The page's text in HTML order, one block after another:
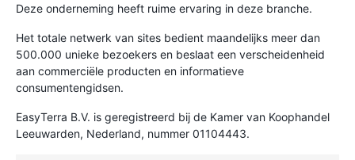
Deze onderneming heeft ruime ervaring in deze branche.
Het totale netwerk van sites bedient maandelijks meer dan
500.000 unieke bezoekers en beslaat een verscheidenheid
aan commerciële producten en informatieve
consumentengidsen.
EasyTerra B.V. is geregistreerd bij de Kamer van Koophandel
Leeuwarden, Nederland, nummer 01104443.